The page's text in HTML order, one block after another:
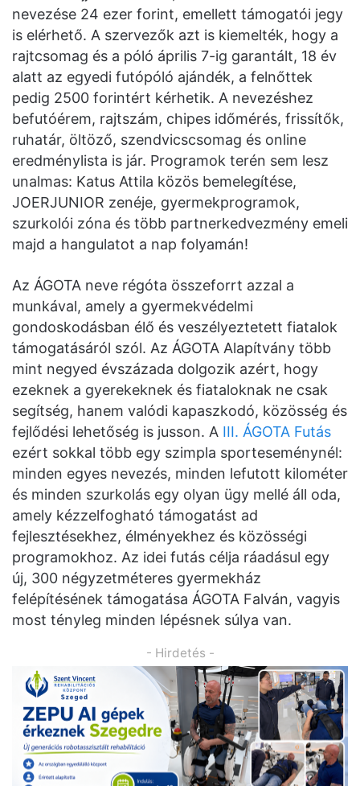
nevezése 24 ezer forint, emellett támogatói jegy
is elérhető. A szervezők azt is kiemelték, hogy a
rajtcsomag és a póló április 7-ig garantált, 18 év
alatt az egyedi futópóló ajándék, a felnőttek
pedig 2500 forintért kérhetik. A nevezéshez
befutóérem, rajtszám, chipes időmérés, frissítők,
ruhatár, öltöző, szendvicscsomag és online
eredménylista is jár. Programok terén sem lesz
unalmas: Katus Attila közös bemelegítése,
JOERJUNIOR zenéje, gyermekprogramok,
szurkolói zóna és több partnerkedvezmény emeli
majd a hangulatot a nap folyamán!
Az ÁGOTA neve régóta összeforrt azzal a
munkával, amely a gyermekvédelmi
gondoskodásban élő és veszélyeztetett fiatalok
támogatásáról szól. Az ÁGOTA Alapítvány több
mint negyed évszázada dolgozik azért, hogy
ezeknek a gyerekeknek és fiataloknak ne csak
segítség, hanem valódi kapaszkodó, közösség és
fejlődési lehetőség is jusson. A III. ÁGOTA Futás
ezért sokkal több egy szimpla sporteseménynél:
minden egyes nevezés, minden lefutott kilométer
és minden szurkolás egy olyan ügy mellé áll oda,
amely kézzelfogható támogatást ad
fejlesztésekhez, élményekhez és közösségi
programokhoz. Az idei futás célja ráadásul egy
új, 300 négyzetméteres gyermekház
felépítésének támogatása ÁGOTA Falván, vagyis
most tényleg minden lépésnek súlya van.
- Hirdetés -